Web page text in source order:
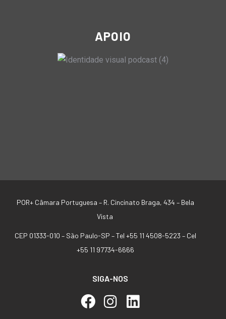
APOIO
POR+ Câmara Portuguesa – R. Cincinato Braga, 434 – Bela
Vista
CEP 01333-010 – São Paulo-SP –Tel +55 11 4508-5223 – Cel
+55 11 97734-6666
SIGA-NOS